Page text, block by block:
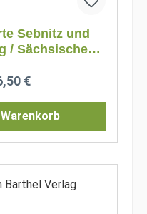
Sebnitz und
/ Sächsische
Preis:
€